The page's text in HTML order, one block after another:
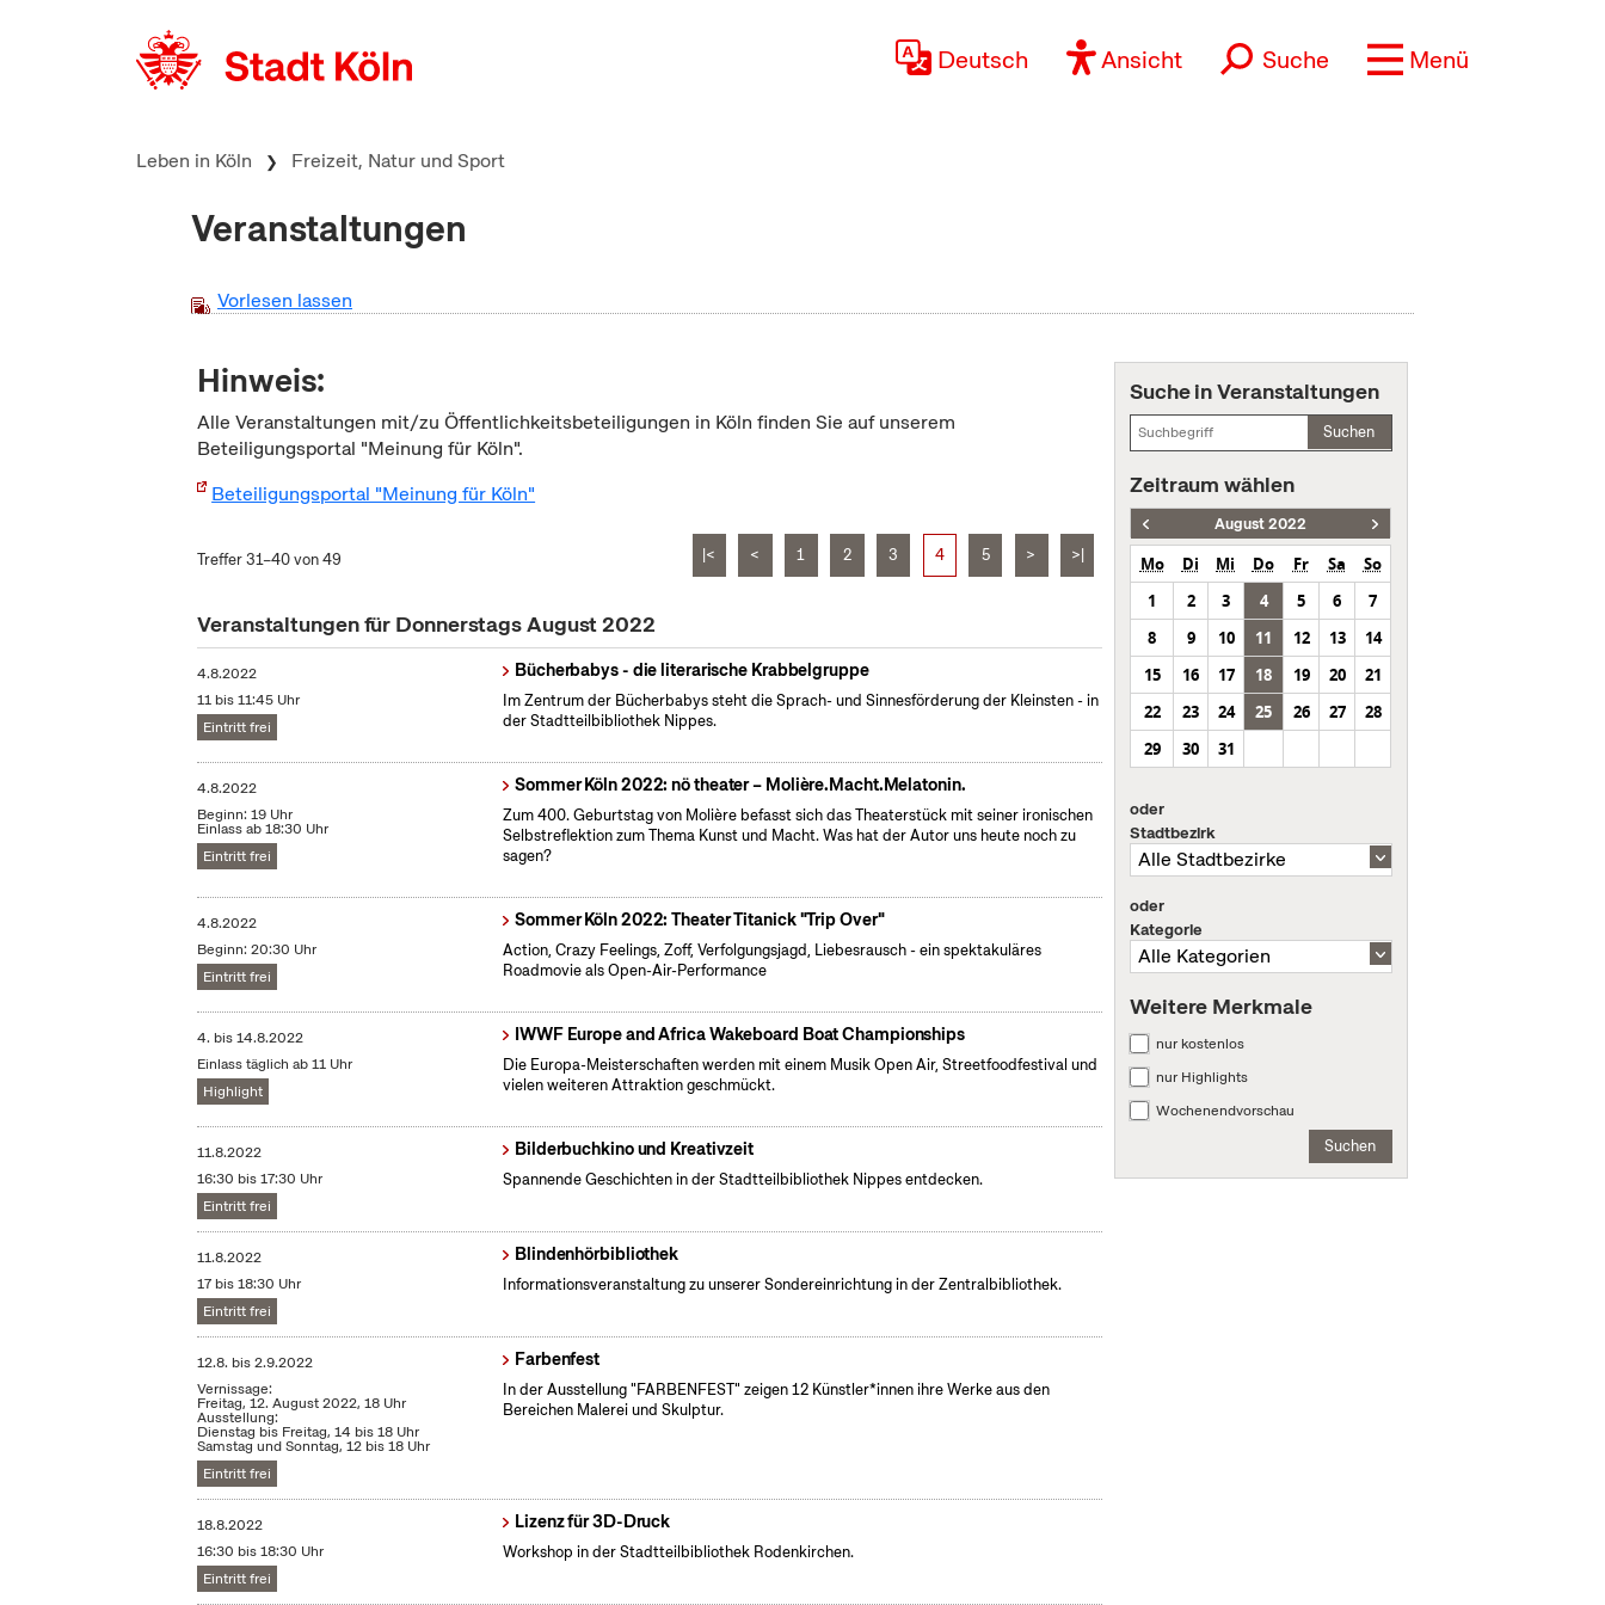
Deutsch Ansicht Suche Menü
Leben in Köln Freizeit, Natur und Sport
Veranstaltungen
Vorlesen lassen
Hinweis:
Alle Veranstaltungen mit/zu Öffentlichkeitsbeteiligungen in Köln finden Sie auf unserem
Beteiligungsportal "Meinung für Köln".
Beteiligungsportal "Meinung für Köln"
Treffer 31–40 von 49 |< < 1 2 3 4 5 > >|
Veranstaltungen für Donnerstags August 2022
4.8.2022
11 bis 11:45 Uhr
Eintritt frei
Bücherbabys - die literarische Krabbelgruppe
Im Zentrum der Bücherbabys steht die Sprach- und Sinnesförderung der Kleinsten - in
der Stadtteilbibliothek Nippes.
4.8.2022
Beginn: 19 Uhr
Einlass ab 18:30 Uhr
Eintritt frei
Sommer Köln 2022: nö theater – Molière.Macht.Melatonin.
Zum 400. Geburtstag von Molière befasst sich das Theaterstück mit seiner ironischen
Selbstreflektion zum Thema Kunst und Macht. Was hat der Autor uns heute noch zu
sagen?
4.8.2022
Beginn: 20:30 Uhr
Eintritt frei
Sommer Köln 2022: Theater Titanick "Trip Over"
Action, Crazy Feelings, Zoff, Verfolgungsjagd, Liebesrausch - ein spektakuläres
Roadmovie als Open-Air-Performance
4. bis14.8.2022
Einlass täglich ab 11 Uhr
Highlight
IWWF Europe and Africa Wakeboard Boat Championships
Die Europa-Meisterschaften werden mit einem Musik Open Air, Streetfoodfestival und
vielen weiteren Attraktion geschmückt.
11.8.2022
16:30 bis 17:30 Uhr
Eintritt frei
Bilderbuchkino und Kreativzeit
Spannende Geschichten in der Stadtteilbibliothek Nippes entdecken.
11.8.2022
17 bis 18:30 Uhr
Eintritt frei
Blindenhörbibliothek
Informationsveranstaltung zu unserer Sondereinrichtung in der Zentralbibliothek.
12.8. bis2.9.2022
Vernissage:
Freitag, 12. August 2022, 18 Uhr
Ausstellung:
Dienstag bis Freitag, 14 bis 18 Uhr
Samstag und Sonntag, 12 bis 18 Uhr
Eintritt frei
Farbenfest
In der Ausstellung "FARBENFEST" zeigen 12 Künstler*innen ihre Werke aus den
Bereichen Malerei und Skulptur.
18.8.2022
16:30 bis 18:30 Uhr
Eintritt frei
Lizenz für 3D-Druck
Workshop in der Stadtteilbibliothek Rodenkirchen.
Suche in Veranstaltungen
Suchen
Zeitraum wählen
August 2022
Mo Di Mi Do Fr Sa
So
1
2 3 4 5 6
7
8
9 10 11 12 13
14
15
16 17 18 19 20
21
22
23 24 25 26 27
28
29
30 31
oder
Stadtbezirk
oder
Kategorie
Weitere Merkmale
nur kostenlos
nur Highlights
Wochenendvorschau
Suchen